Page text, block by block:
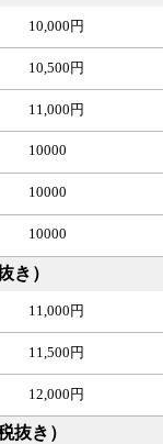
10,000円
10,500円
11,000円
10000
10000
10000
き）
11,000円
11,500円
12,000円
抜き）